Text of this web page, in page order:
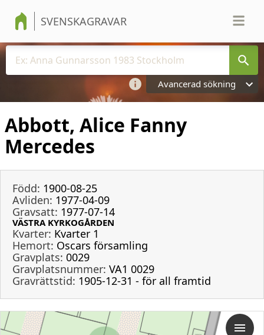
SVENSKAGRAVAR
Avancerad sökning
Abbott, Alice Fanny
Mercedes
Född: 1900-08-25
Avliden: 1977-04-09
Gravsatt: 1977-07-14
VÄSTRA KYRKOGÅRDEN
Kvarter: Kvarter 1
Hemort: Oscars församling
Gravplats: 0029
Gravplatsnummer: VA1 0029
Gravrättstid: 1905-12-31 - för all framtid